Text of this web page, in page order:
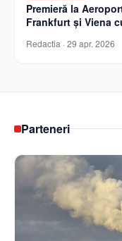
Premieră la
Frankfurt și Viena
Redactia · 29 apr. 2026
Parteneri